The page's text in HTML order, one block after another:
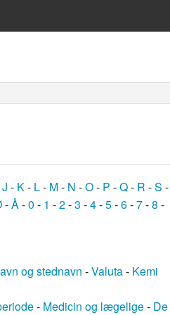
J - K- L- M- N -O- P -Q- R -S -
-Å-0 - 1 -2-3 -4-5-6-7-8 -
og stednavn -Valuta- Kemi
- Medicin og lægelige- De